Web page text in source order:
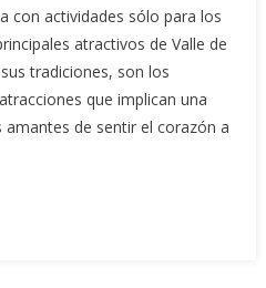
con actividades sólo para los
atractivos de Valle de
tradiciones, son los
que implican una
amantes de sentir el corazón a